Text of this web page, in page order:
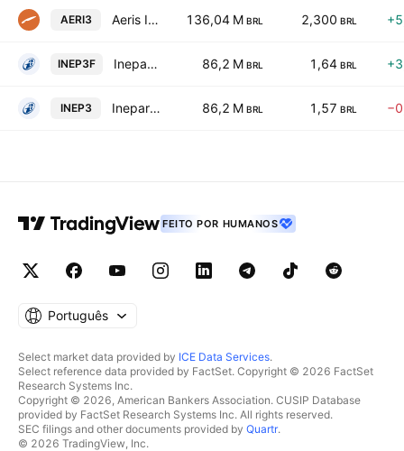
AERI3 Aeris Industria e Comercio de Equipamentos para Geracao deEnergia S.A. 136,04 M BRL 2,300 BRL
INEP3F Inepar SA Industria e Construcoes 86,2 M BRL 1,64 BRL
INEP3 Inepar SA Industria e Construcoes 86,2 M BRL 1,57 BRL
FEITO POR HUMANOS
Português
Select market data provided by ICE Data Services.
Select reference data provided by FactSet. Copyright © 2026 FactSet
Research Systems Inc.
Copyright © 2026, American Bankers Association. CUSIP Database
provided by FactSet Research Systems Inc. All rights reserved.
SEC filings and other documents provided by Quartr.
© 2026 TradingView, Inc.